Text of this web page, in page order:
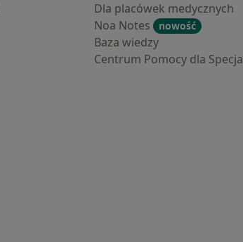
Dla placówek medycznych
Noa Notes
nowość
Baza wiedzy
Centrum Pomocy dla